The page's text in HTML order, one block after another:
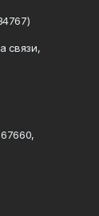
связи,